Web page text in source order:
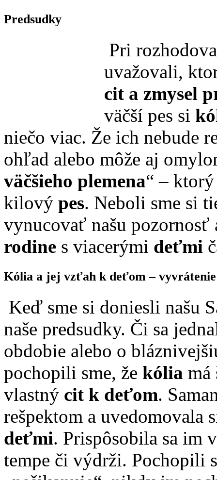
Predsudky
Pri
uvažovali,
cit a zmysel
väčší pes si
niečo viac. Že ich nebude
ohľad alebo môže aj
väčšieho plemena“ –
kilový pes. Neboli sme si
vynucovať našu pozornosť
rodine s viacerými deťmi
Kólia a jej vzťah k deťom – vyvrátenie
Keď sme si doniesli našu
naše predsudky. Či sa
obdobie alebo o
pochopili sme, že kólia má
vlastný cit k deťom.
rešpektom a
deťmi. Prispôsobila sa im
tempe či výdrži. Pochopili